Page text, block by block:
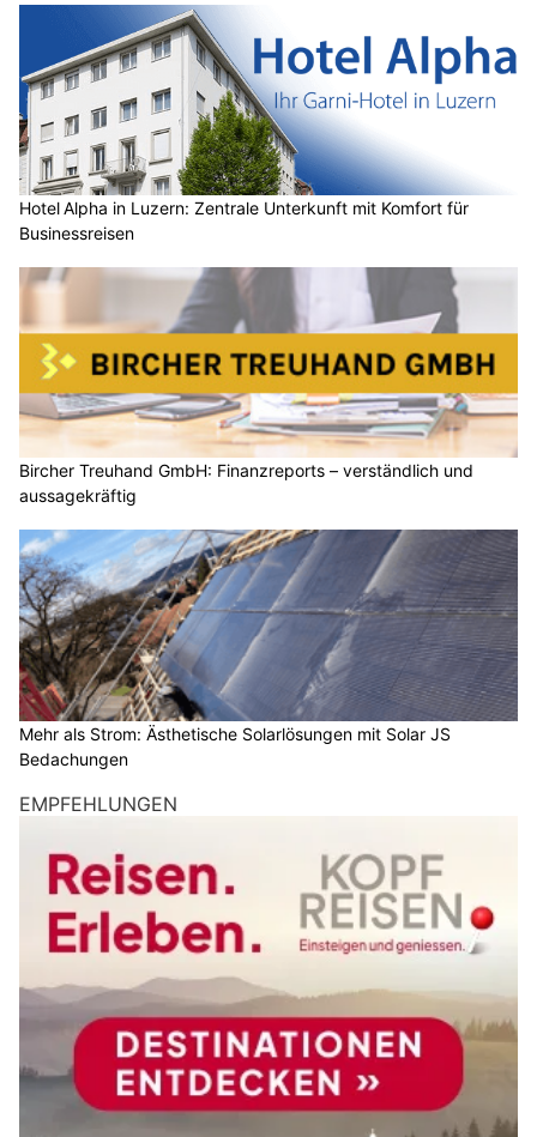
Hotel Alpha in Luzern: Zentrale Unterkunft mit Komfort für
Businessreisen
Bircher Treuhand GmbH: Finanzreports – verständlich und
aussagekräftig
Mehr als Strom: Ästhetische Solarlösungen mit Solar JS
Bedachungen
EMPFEHLUNGEN